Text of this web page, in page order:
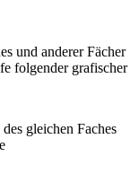
und anderer Fächer
folgender grafischer
gleichen Faches